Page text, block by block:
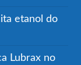
etanol do
Lubrax no